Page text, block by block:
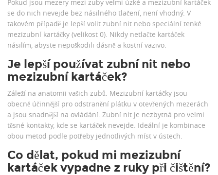
Pokud jsou mezery mezi zuby velmi úzké a mezizubní kartáček
se do nich nevejde bez násilného tlačení, není vhodný. V
takovém případě je lepší volit zubní nit nebo speciální tenké
mezizubní kartáčky (velikost 0). Nikdy netlačte kartáček
násilím, abyste nepoškodili dásně a kostní vazivo.
Je lepší používat zubní nit nebo
mezizubní kartáček?
Záleží na anatomii vašich zubů. Mezizubní kartáčky jsou
obecně účinnější pro odstranění plátku v otevřených mezerách
a jsou snadnější na ovládání. Zubní nit je nezbytná pro velmi
těsné kontakty, kde se kartáček nevejde. Ideální je kombinace
obou metod podle potřeby jednotlivých míst v ústech.
Co dělat, pokud mi mezizubní
kartáček vypadne z ruky při čištění?